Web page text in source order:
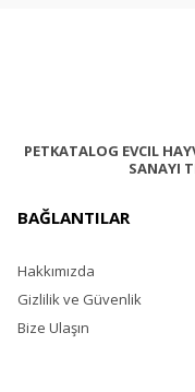
PETKATALOG EVCIL
SANAYI
BAĞLANTILAR
Hakkımızda
Gizlilik ve Güvenlik
Bize Ulaşın